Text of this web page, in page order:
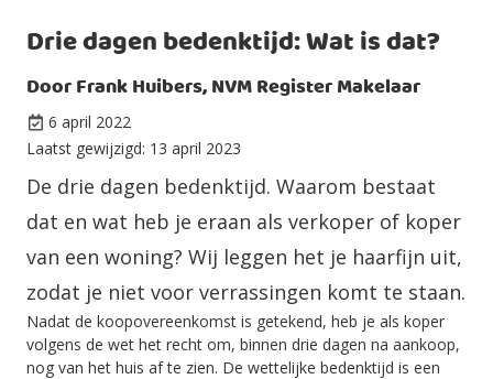
Drie dagen bedenktijd: Wat is dat?
DoorFrank Huibers, NVM Register Makelaar
6 april 2022
Laatst gewijzigd: 13 april 2023
De drie dagen bedenktijd. Waarom bestaat
dat en wat heb je eraan als verkoper of koper
van een woning? Wij leggen het je haarfijn uit,
zodat je niet voor verrassingen komt te staan.
Nadat de koopovereenkomst is getekend, heb je als koper
volgens de wet het recht om, binnen drie dagen na aankoop,
nog van het huis af te zien. De wettelijke bedenktijd is een